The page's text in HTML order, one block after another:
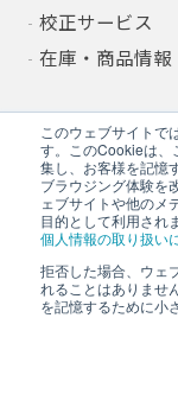
このウェブサイトで
す。このCookieは、
集し、お客様を記憶
ブラウジング体験を
ェブサイトや他のメ
目的として利用され
個人情報の取り扱い
拒否した場合、ウェ
れることはありませ
を記憶するために小
校正サービス
在庫・商品情報
採用情報
Recruit
新卒採用
キャリア採用